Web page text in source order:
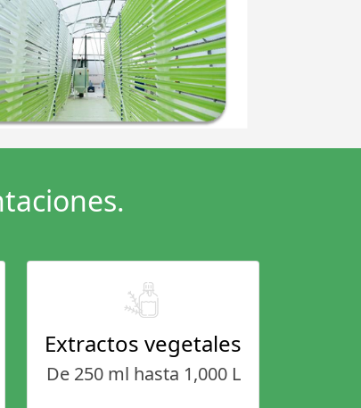
Extractos vegetales
De 250 ml hasta 1,000 L